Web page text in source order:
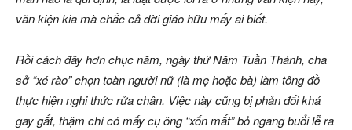
văn kiện kia mà chắc cả đời giáo hữu mấy ai biết.
Rồi cách đây hơn chục năm, ngày thứ Năm Tuần Thánh, cha
sở “xé rào” chọn toàn người nữ (là mẹ hoặc bà) làm tông đồ
thực hiện nghi thức rửa chân. Việc này cũng bị phản đối khá
gay gắt, thậm chí có mấy cụ ông “xốn mắt” bỏ ngang buổi lễ ra